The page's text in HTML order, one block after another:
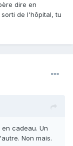
dire en
de l'hôpital, tu
cadeau. Un
Non mais.